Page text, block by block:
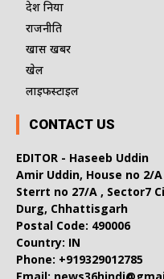
देश दुनिया
राजनीति
खास खबर
खेल
लाइफस्टाइल
CONTACT US
EDITOR - Haseeb Uddin
Amir Uddin, House no 2/A
Sterrt no 27/A , Sector7
Durg, Chhattisgarh
Postal Code: 490006
Country: IN
Phone: +919329012785